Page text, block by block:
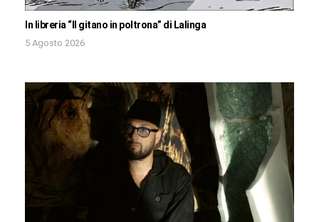
In libreria “Il gitano in poltrona” di Lalinga
5 Agosto 2026